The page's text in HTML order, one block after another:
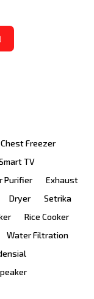
Chest Freezer
TV
Purifier
Exhaust
Dryer
Setrika
Rice Cooker
Water Filtration